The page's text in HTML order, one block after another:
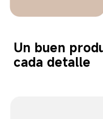
Un buen
cada detalle